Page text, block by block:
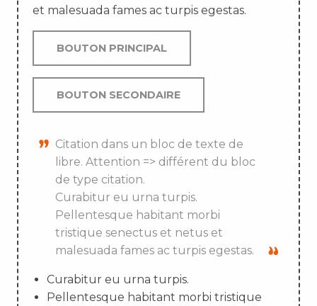
et malesuada fames ac turpis egestas.
BOUTON PRINCIPAL
BOUTON SECONDAIRE
Citation dans un bloc de texte de
libre. Attention => différent du bloc
de type citation.
Curabitur eu urna turpis.
Pellentesque habitant morbi
tristique senectus et netus et
malesuada fames ac turpis egestas.
Curabitur eu urna turpis.
Pellentesque habitant morbi tristique